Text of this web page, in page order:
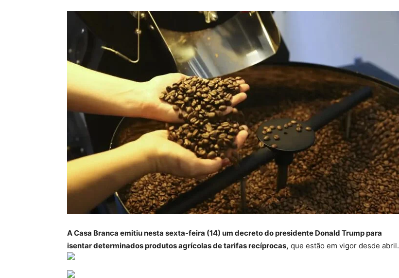
A Casa Branca emitiu nesta sexta-feira (14) um decreto do presidente Donald Trump para
isentar determinados produtos agrícolas de tarifas recíprocas, que estão em vigor desde abril.